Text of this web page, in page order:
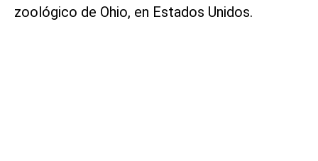
zoológico de Ohio, en Estados Unidos.